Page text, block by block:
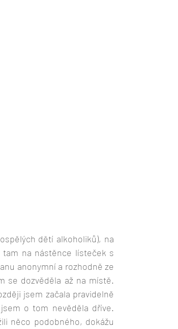
dětí alkoholiků), na
tam na nástěnce lísteček s
anonymní a rozhodně ze
se dozvěděla až na místě.
jsem začala pravidelně
o tom nevěděla dříve.
něco podobného, dokážu